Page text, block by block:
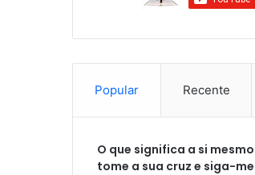
Popular Recente
O que significa a si
tome a sua cruz e siga-